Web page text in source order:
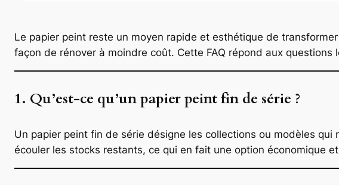
Le papier peint reste un moyen rapide et esthétique de
façon de rénover à moindre coût. Cette FAQ répond aux
1. Qu’est-ce qu’un papier peint fin de série ?
Un papier peint fin de série désigne les collections ou modèles
écouler les stocks restants, ce qui en fait une option économique